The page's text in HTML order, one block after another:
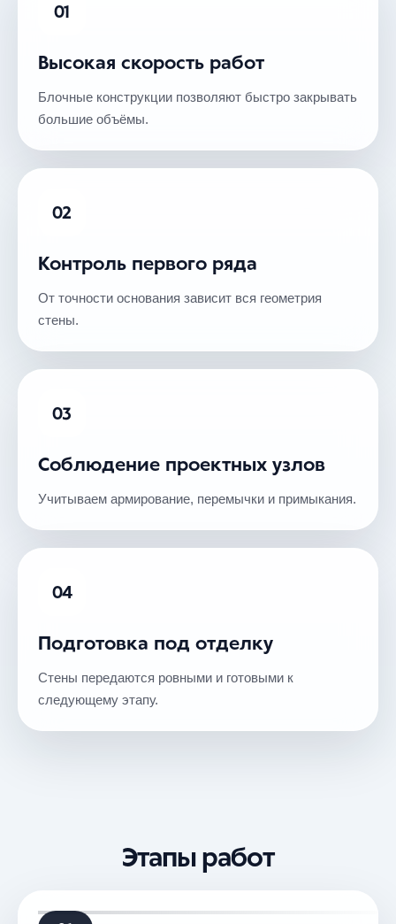
01
Высокая скорость работ
Блочные конструкции позволяют быстро закрывать
большие объёмы.
02
Контроль первого ряда
От точности основания зависит вся геометрия
стены.
03
Соблюдение проектных узлов
Учитываем армирование, перемычки и примыкания.
04
Подготовка под отделку
Стены передаются ровными и готовыми к
следующему этапу.
Этапы работ